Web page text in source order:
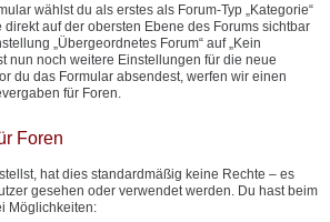
wählst du als erstes als Forum-Typ „Kategorie“
auf der obersten Ebene des Forums sichtbar
„Übergeordnetes Forum“ auf „Kein
nun noch weitere Einstellungen für die neue
du das Formular absendest, werfen wir einen
für Foren.
Foren
hat dies standardmäßig keine Rechte – es
gesehen oder verwendet werden. Du hast beim
Möglichkeiten: